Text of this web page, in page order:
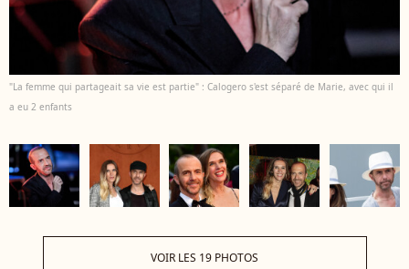
"La femme qui partageait sa vie est partie" : Calogero s'est séparé de Marie, avec qui il
a eu 2 enfants
VOIR LES 19 PHOTOS